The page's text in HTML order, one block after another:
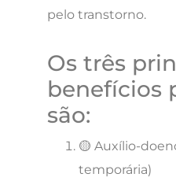
pelo transtorno.
Os três
benefícios
são:
🟡 Auxílio-
temporária)